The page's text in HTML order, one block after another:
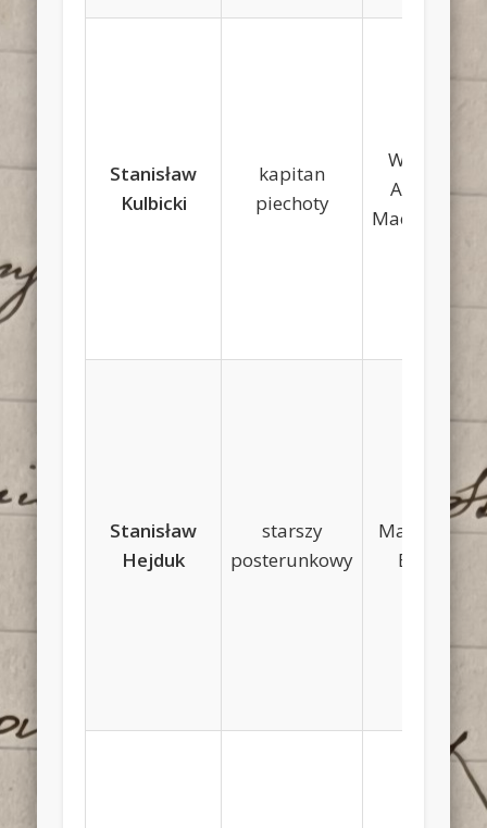
Stanisław
Kulbicki
kapitan
piechoty
Walerian,
Apolonia
Machczyńska
Stanisław
Hejduk
starszy
posterunkowy
Maciej, Ewa
Bogusz